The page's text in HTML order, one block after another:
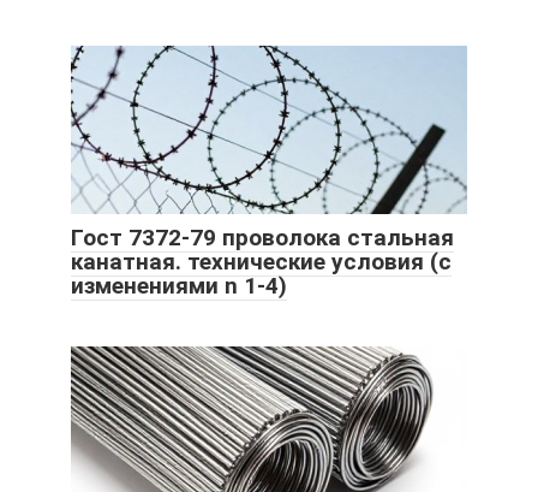
Гост 7372-79 проволока стальная
канатная. технические условия (с
изменениями n 1-4)